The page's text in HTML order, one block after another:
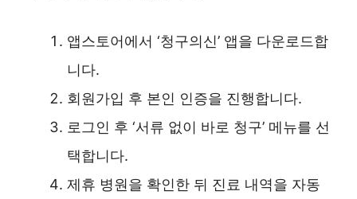
앱스토어에서 ‘청구의신’ 앱을 다운로드합
니다.
회원가입 후 본인 인증을 진행합니다.
로그인 후 ‘서류 없이 바로 청구’ 메뉴를 선
택합니다.
제휴 병원을 확인한 뒤 진료 내역을 자동